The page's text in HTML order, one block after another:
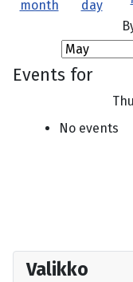
Events for
No events
Valikko